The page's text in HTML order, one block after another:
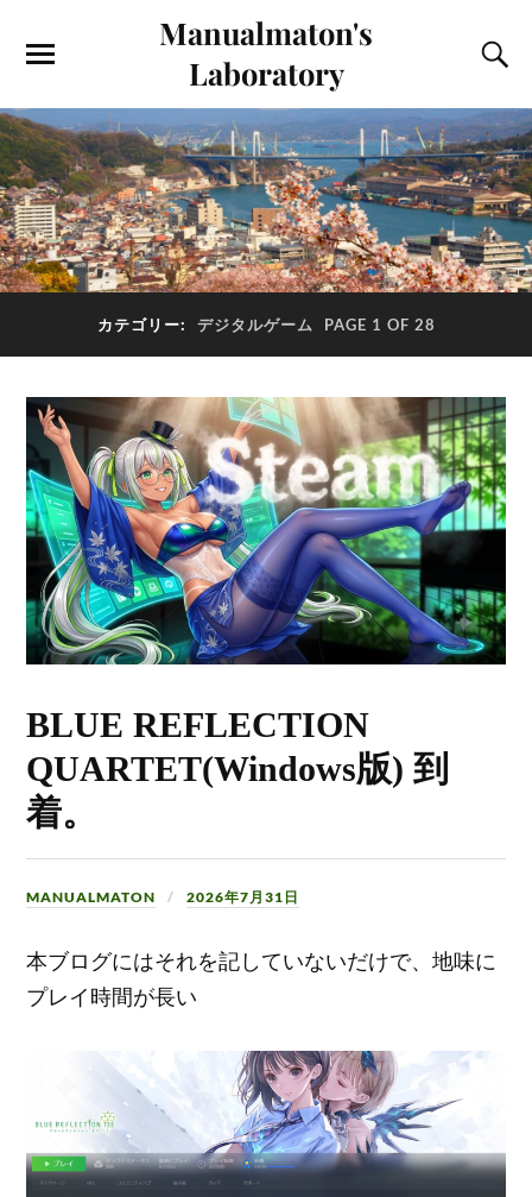
Manualmaton's
Laboratory
カテゴリー: デジタルゲーム PAGE 1 OF 28
BLUE REFLECTION
QUARTET(Windows版) 到
着。
MANUALMATON 2026年7月31日
本ブログにはそれを記していないだけで、地味に
プレイ時間が長い